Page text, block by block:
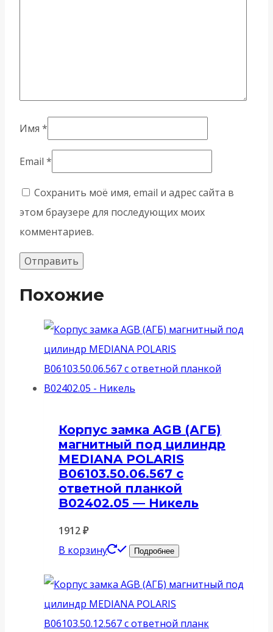
Имя *
Email *
Сохранить моё имя, email и адрес сайта в
этом браузере для последующих моих
комментариев.
Похожие
Корпус замка AGB (АГБ)
магнитный под цилиндр
MEDIANA POLARIS
B06103.50.06.567 с
ответной планкой
B02402.05 — Никель
1912₽
В корзину
Подробнее